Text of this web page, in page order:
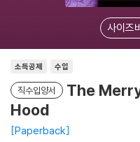
사이즈
소득공제 수입
직수입양서
The
Hood
Paperback